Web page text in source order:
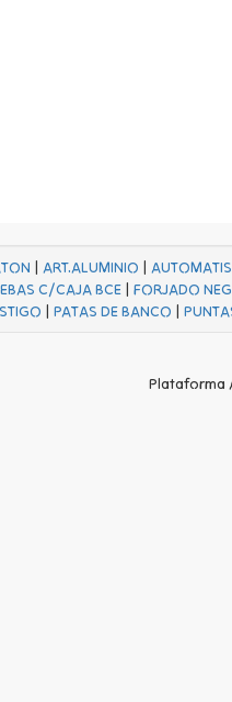
| ART.ALUMINIO |
C/CAJA BCE |FORJADO
| PATAS DE BANCO |
Plataforma